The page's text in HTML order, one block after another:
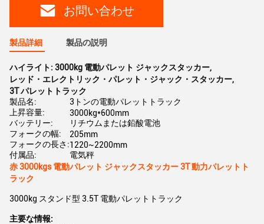
お問い合わせ
製品詳細 製品の説明
ハイライト: 3000kg 電動パレット ジャックスタッカー,
レッド・エレクトリック・パレット・ジャック・スタッカー,
3T パレットトラック
製品名:
3トンの電動パレットトラック
上昇容量:
3000kg*600mm
バッテリー:
リチウムまたは鉛酸電池
フォークの幅:
205mm
フォークの長さ:1220~2200mm
付属品:
電気秤
赤 3000kgs 電動パレット ジャックスタッカー 3T 動力パレットト
ラック
3000kg スタンド型 3.5T 電動パレットトラック
主要な情報: